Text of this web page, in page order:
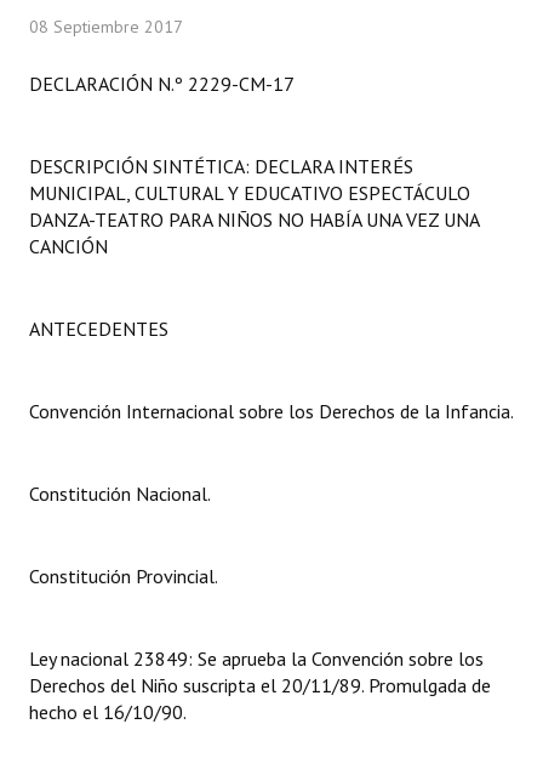
Comisiones Permanentes
Comisiones Especiales
Programas
LEGISLACIÓN
Digesto
Informes de Gestión
Proyectos Presentados
08 Septiembre 2017
DECLARACIÓN N.º 2229-CM-17
DESCRIPCIÓN SINTÉTICA: DECLARA INTERÉS
MUNICIPAL, CULTURAL Y EDUCATIVO ESPECTÁCULO
DANZA-TEATRO PARA NIÑOS NO HABÍA UNA VEZ UNA
CANCIÓN
ANTECEDENTES
Convención Internacional sobre los Derechos de la Infancia.
Constitución Nacional.
Constitución Provincial.
Ley nacional 23849: Se aprueba la Convención sobre los
Derechos del Niño suscripta el 20/11/89. Promulgada de
hecho el 16/10/90.